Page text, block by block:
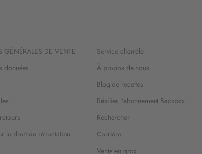
GÉNÉRALES DE VENTE
données
le droit de rétractation
Service clientèle
À propos de nous
Blog de recettes
Résilier l'abonnement Backbox
Rechercher
Carrière
Vente en gros